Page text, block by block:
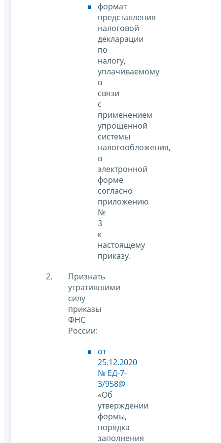
формат
представления
налоговой
декларации
по
налогу,
уплачиваемому
в
связи
с
применением
упрощенной
системы
налогообложения,
в
электронной
форме
согласно
приложению
№
3
к
настоящему
приказу.
Признать
утратившими
силу
приказы
ФНС
России:
от
25.12.2020
№ ЕД-7-
3/958@
«Об
утверждении
формы,
порядка
заполнения